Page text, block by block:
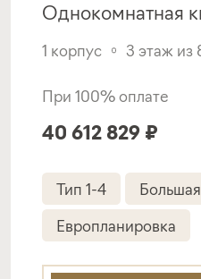
Однокомнатная
1 корпус 3 этаж из
При 100% оплате
40 612 829 ₽
Тип 1-4
Европланировка